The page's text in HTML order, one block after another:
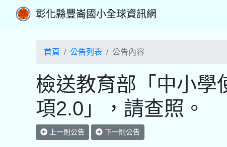
彰化縣豐崙國小全球資訊網
首頁 公告列表 公告內容
檢送教育部「中小學
項2.0」，請查照。
上一則公告 下一則公告